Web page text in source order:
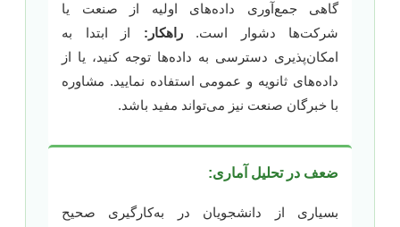
گاهی جمع‌آوری داده‌های اولیه از صنعت یا
شرکت‌ها دشوار است.راهکار: از ابتدا به
امکان‌پذیری دسترسی به داده‌ها توجه کنید، یا از
داده‌های ثانویه و عمومی استفاده نمایید. مشاوره
با خبرگان صنعت نیز می‌تواند مفید باشد.
ضعف در تحلیل آماری:
بسیاری از دانشجویان در به‌کارگیری صحیح